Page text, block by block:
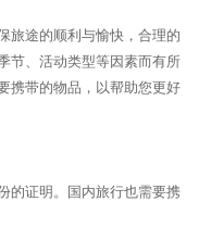
旅途的顺利与愉快，合理的
节、活动类型等因素而有所
携带的物品，以帮助您更好
的证明。国内旅行也需要携